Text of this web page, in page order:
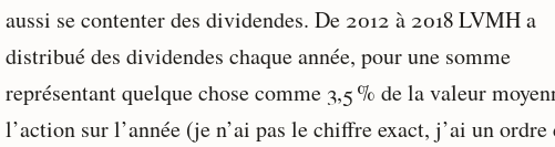
aussi se contenter des dividendes. De 2012 à 2018 LVMH a
distribué des dividendes chaque année, pour une somme
représentant quelque chose comme 3,5 % de la valeur
l’action sur l’année (je n’ai pas le chiffre exact, j’ai un ordre